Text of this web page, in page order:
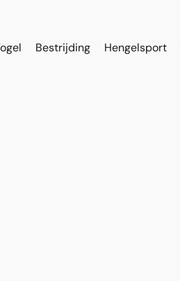
Bestrijding Hengelsport